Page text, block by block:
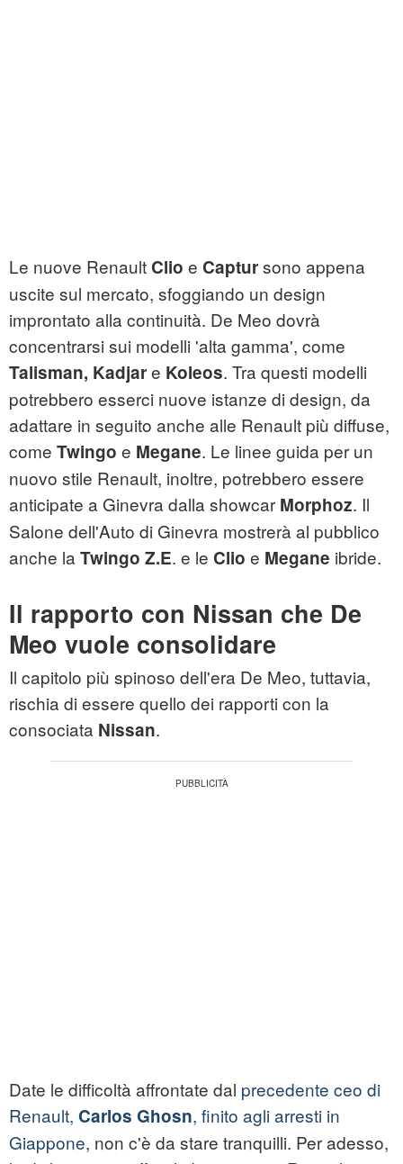
Le nuove Renault Clio e Captursono appena
uscite sul mercato, sfoggiando un design
improntato alla continuità. De Meo dovrà
concentrarsi sui modelli 'alta gamma', come
Talisman, Kadjare Koleos. Tra questi modelli
potrebbero esserci nuove istanze di design, da
adattare in seguito anche alle Renault più diffuse,
come Twingo e Megane. Le linee guida per un
nuovo stile Renault, inoltre, potrebbero essere
anticipate a Ginevra dalla showcar Morphoz. Il
Salone dell'Auto di Ginevra mostrerà al pubblico
anche la Twingo Z.E. e le Clio e Megane ibride.
Il rapporto con Nissan che De
Meo vuole consolidare
Il capitolo più spinoso dell'era De Meo, tuttavia,
rischia di essere quello dei rapporti con la
consociata Nissan.
Date le difficoltà affrontate dal precedente ceo di
Renault, Carlos Ghosn, finito agli arresti in
Giappone, non c'è da stare tranquilli. Per adesso,